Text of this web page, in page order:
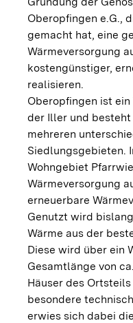
Oberopfingen e.G.,
gemacht hat, eine
Wärmeversorgung
kostengünstiger,
realisieren.
Oberopfingen ist
der Iller und
mehreren
Siedlungsgebieten.
Wohngebiet
Wärmeversorgung
erneuerbare
Genutzt wird
Wärme aus der
Diese wird über ein
Gesamtlänge von
Häuser des
besondere
erwies sich dabei